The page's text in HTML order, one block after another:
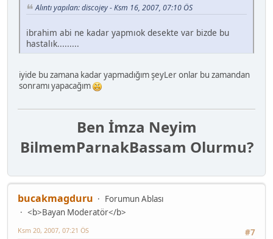
Alıntı yapılan: discojey - Ksm 16, 2007, 07:10 ÖS
ibrahim abi ne kadar yapmıok desekte var bizde bu
hastalık.........
iyide bu zamana kadar yapmadığım şeyLer onlar bu zamandan
sonramı yapacağım
Ben İmza Neyim
BilmemParnakBassam Olurmu?
bucakmagduru
Forumun Ablası
<b>Bayan Moderatör</b>
#7
Ksm 20, 2007, 07:21 ÖS